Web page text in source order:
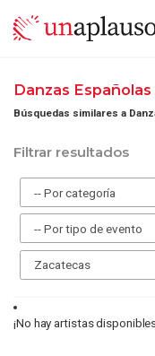
Danzas
Búsquedas similares a
Filtrar resultados
¡No hay artistas